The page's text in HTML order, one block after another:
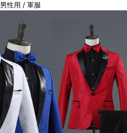
男性用 / 軍服